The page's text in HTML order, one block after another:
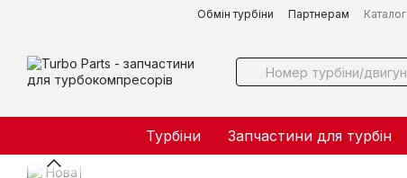
Перейти до основного контентуОбмін турбіни Партнерам Каталог
Турбіни Запчастини для турбін